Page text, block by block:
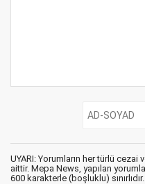
UYARI: Yorumların her türlü
aittir. Mepa News, yapılan
600 karakterle (boşluklu) sınırlıdır.